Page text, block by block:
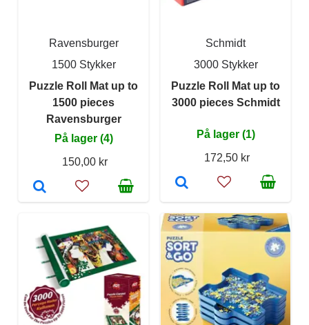
Ravensburger
1500 Stykker
Puzzle Roll Mat up to
1500 pieces
Ravensburger
På lager (4)
150,00 kr
Schmidt
3000 Stykker
Puzzle Roll Mat up to
3000 pieces Schmidt
På lager (1)
172,50 kr